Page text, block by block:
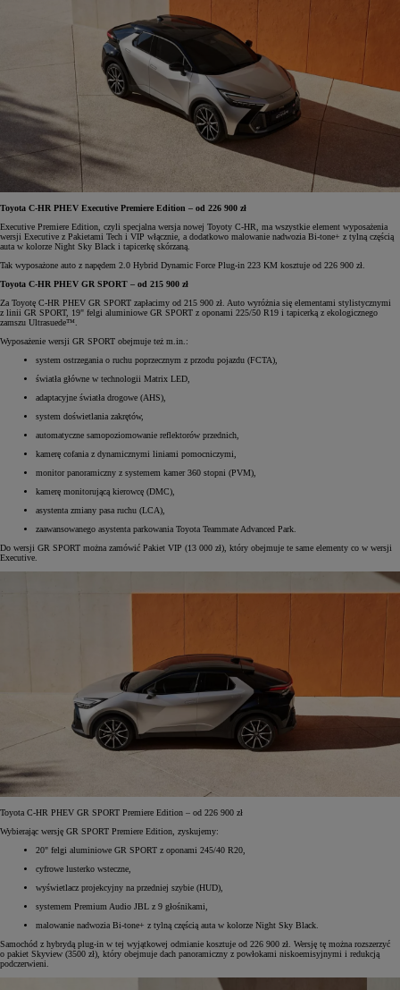
Toyota C-HR PHEV Executive Premiere Edition – od 226 900 zł
Executive Premiere Edition, czyli specjalna wersja nowej Toyoty C-HR, ma wszystkie element wyposażenia
wersji Executive z Pakietami Tech i VIP włącznie, a dodatkowo malowanie nadwozia Bi-tone+ z tylną częścią
auta w kolorze Night Sky Black i tapicerkę skórzaną.
Tak wyposażone auto z napędem 2.0 Hybrid Dynamic Force Plug-in 223 KM kosztuje od 226 900 zł.
Toyota C-HR PHEV GR SPORT – od 215 900 zł
Za Toyotę C-HR PHEV GR SPORT zapłacimy od 215 900 zł. Auto wyróżnia się elementami stylistycznymi
z linii GR SPORT, 19" felgi aluminiowe GR SPORT z oponami 225/50 R19 i tapicerką z ekologicznego
zamszu Ultrasuede™.
Wyposażenie wersji GR SPORT obejmuje też m.in.:
system ostrzegania o ruchu poprzecznym z przodu pojazdu (FCTA),
światła główne w technologii Matrix LED,
adaptacyjne światła drogowe (AHS),
system doświetlania zakrętów,
automatyczne samopoziomowanie reflektorów przednich,
kamerę cofania z dynamicznymi liniami pomocniczymi,
monitor panoramiczny z systemem kamer 360 stopni (PVM),
kamerę monitorującą kierowcę (DMC),
asystenta zmiany pasa ruchu (LCA),
zaawansowanego asystenta parkowania Toyota Teammate Advanced Park.
Do wersji GR SPORT można zamówić Pakiet VIP (13 000 zł), który obejmuje te same elementy co w wersji
Executive.
Toyota C-HR PHEV GR SPORT Premiere Edition – od 226 900 zł
Wybierając wersję GR SPORT Premiere Edition, zyskujemy:
20" felgi aluminiowe GR SPORT z oponami 245/40 R20,
cyfrowe lusterko wsteczne,
wyświetlacz projekcyjny na przedniej szybie (HUD),
systemem Premium Audio JBL z 9 głośnikami,
malowanie nadwozia Bi-tone+ z tylną częścią auta w kolorze Night Sky Black.
Samochód z hybrydą plug-in w tej wyjątkowej odmianie kosztuje od 226 900 zł. Wersję tę można rozszerzyć
o pakiet Skyview (3500 zł), który obejmuje dach panoramiczny z powłokami niskoemisyjnymi i redukcją
podczerwieni.